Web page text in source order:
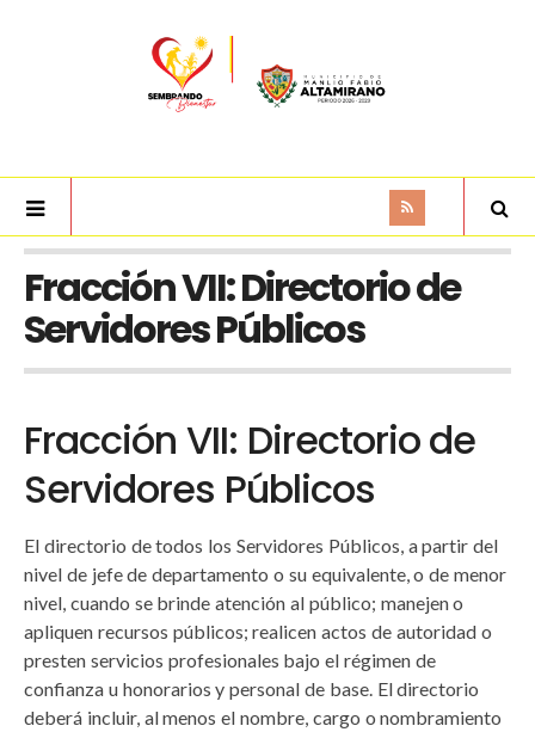
Fracción VII: Directorio de
Servidores Públicos
Fracción VII: Directorio de
Servidores Públicos
El directorio de todos los Servidores Públicos, a partir del
nivel de jefe de departamento o su equivalente, o de menor
nivel, cuando se brinde atención al público; manejen o
apliquen recursos públicos; realicen actos de autoridad o
presten servicios profesionales bajo el régimen de
confianza u honorarios y personal de base. El directorio
deberá incluir, al menos el nombre, cargo o nombramiento